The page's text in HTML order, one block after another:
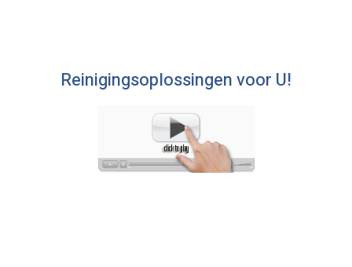
Reinigingsoplossingen voor U!